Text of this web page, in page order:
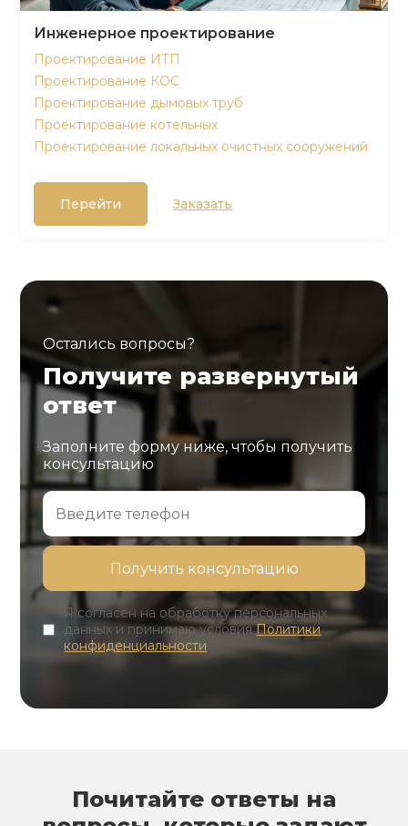
Инженерное проектирование
Проектирование ИТП
Проектирование КОС
Проектирование дымовых труб
Проектирование котельных
Проектирование локальных очистных сооружений
Перейти Заказать
Остались вопросы?
Получите развернутый
ответ
Заполните форму ниже, чтобы получить
консультацию
Я согласен на обработку персональных
данных и принимаю условияПолитики
конфиденциальности
Почитайте ответы на